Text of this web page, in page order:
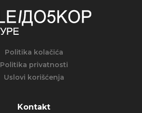
Politika kolačića
Politika privatnosti
Uslovi korišćenja
Kontakt